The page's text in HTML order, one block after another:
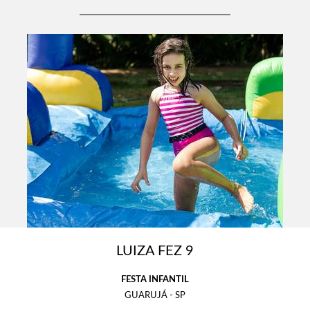
LUIZA FEZ 9
FESTA INFANTIL
GUARUJÁ - SP